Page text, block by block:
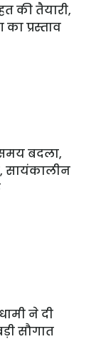
की तैयारी,
का प्रस्ताव
बदला,
सायंकालीन
ने दी
सौगात